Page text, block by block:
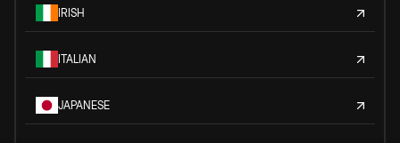
IRISH
ITALIAN
JAPANESE